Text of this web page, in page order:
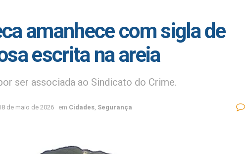
amanhece com sigla de
escrita na areia
ser associada ao Sindicato do Crime.
de maio de 2026 em Cidades Segurança